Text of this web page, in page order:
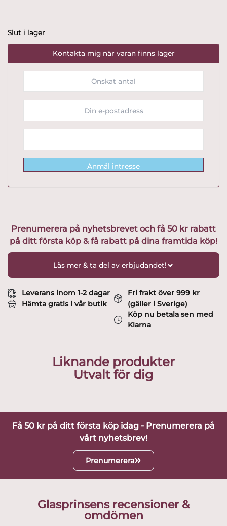
Slut i lager
Kontakta mig när varan finns lager
Anmäl intresse
Prenumerera på nyhetsbrevet och få 50 kr rabatt
på ditt första köp & få rabatt på dina framtida köp!
Läs mer & ta del av erbjudandet!
Leverans inom 1-2 dagar
Hämta gratis i vår butik
Fri frakt över 999 kr
(gäller i Sverige)
Köp nu betala sen med
Klarna
Liknande produkter
Utvalt för dig
Få 50 kr på ditt första köp idag - Prenumerera på
vårt nyhetsbrev!
Prenumerera
Glasprinsens recensioner &
omdömen